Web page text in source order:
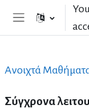
Skip to main
Σύγχρονα